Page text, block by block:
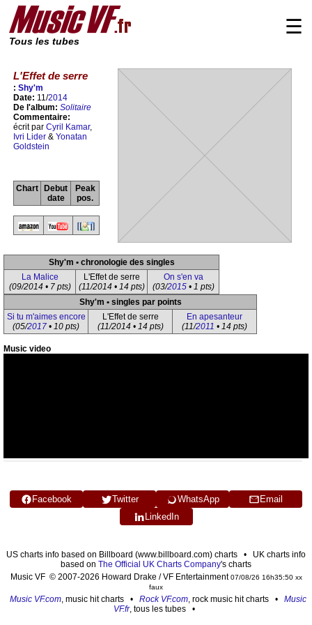
Tous les tubes
☰
L'Effet de serre
: Shy'm
Date: 11/2014
De l'album: Solitaire
Commentaire:
écrit par Cyril Kamar,
Ivri Lider & Yonatan
Goldstein
Chart
Debut
date
Peak
pos.
Shy'm • chronologie des singles
La Malice
(09/2014 • 7 pts)
L'Effet de serre
(11/2014 • 14 pts)
On s'en va
(03/2015• 1 pts)
Shy'm • singles par points
Si tu m'aimes encore
(05/2017 • 10 pts)
L'Effet de serre
(11/2014 • 14 pts)
En apesanteur
(11/2011 • 14 pts)
Music video
Facebook Twitter WhatsApp
Email
LinkedIn
US charts info based on Billboard (www.billboard.com) charts • UK charts info
based on The Official UK Charts Company's charts
Music VF © 2007-2026 Howard Drake / VF Entertainment07/08/26 16h35:50 xx
faux
Music VF.com, music hit charts • Rock VF.com, rock music hit charts • Music
VF.fr, tous les tubes •